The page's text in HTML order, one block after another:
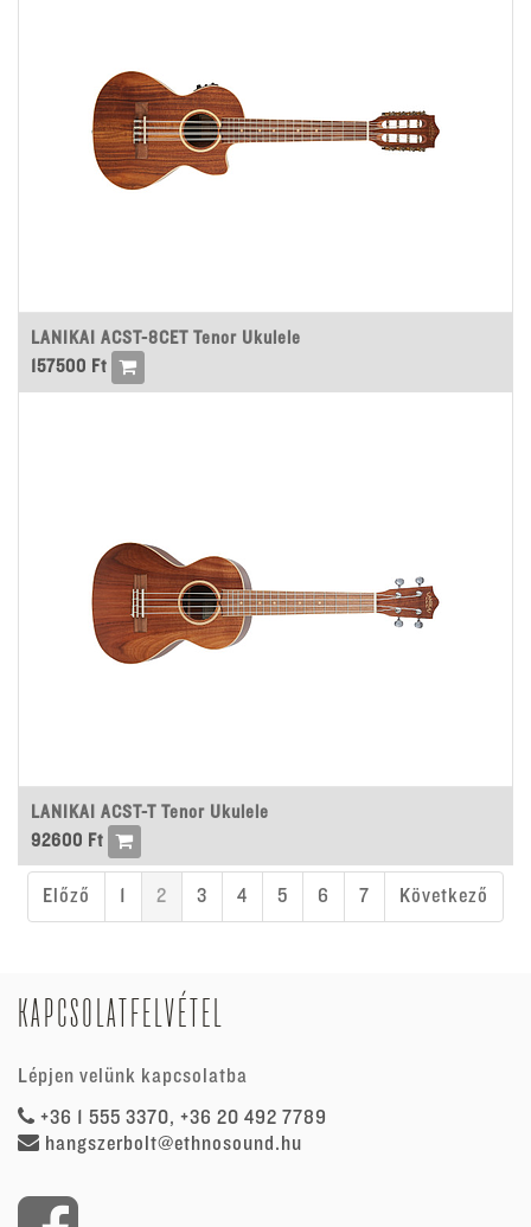
LANIKAI ACST-8CET Tenor Ukulele
157500 Ft
LANIKAI ACST-T Tenor Ukulele
92600 Ft
Előző 1 2 3 4 5 6 7 Következő
KAPCSOLATFELVÉTEL
Lépjen velünk kapcsolatba
+36 1 555 3370, +36 20 492 7789
hangszerbolt@ethnosound.hu